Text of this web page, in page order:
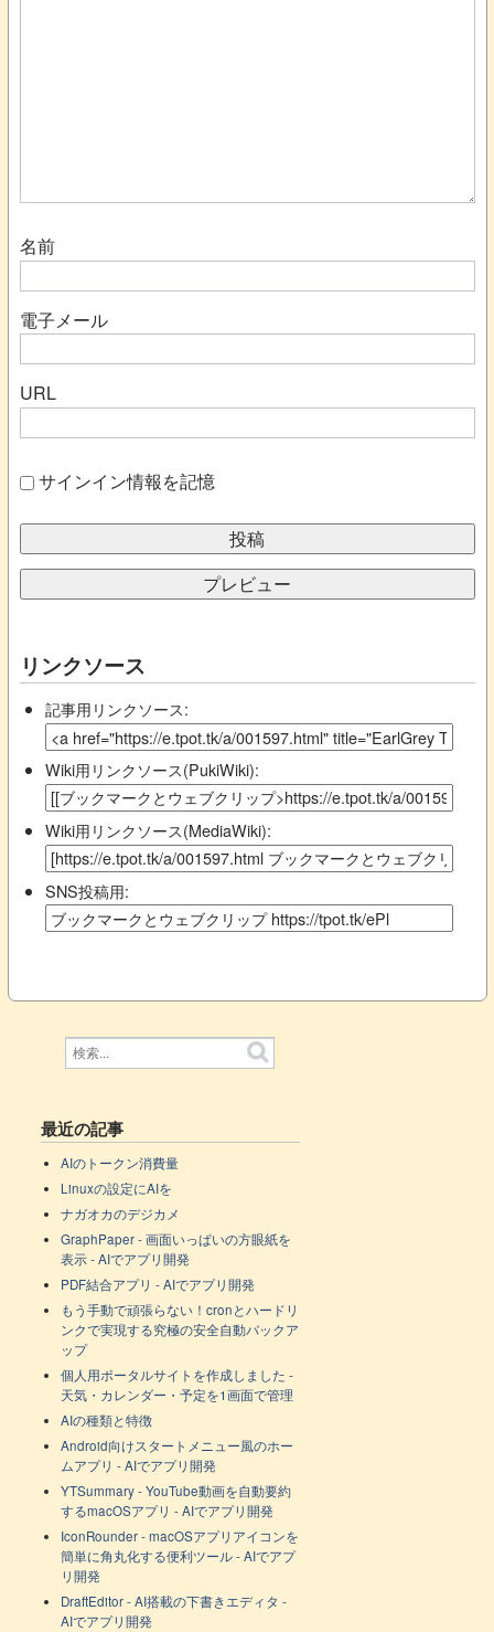
名前
電子メール
URL
サインイン情報を記憶
リンクソース
記事用リンクソース:
Wiki用リンクソース(PukiWiki):
Wiki用リンクソース(MediaWiki):
SNS投稿用:
最近の記事
AIのトークン消費量
Linuxの設定にAIを
ナガオカのデジカメ
GraphPaper - 画面いっぱいの方眼紙を
表示 - AIでアプリ開発
PDF結合アプリ - AIでアプリ開発
もう手動で頑張らない！cronとハードリ
ンクで実現する究極の安全自動バックア
ップ
個人用ポータルサイトを作成しました -
天気・カレンダー・予定を1画面で管理
AIの種類と特徴
Android向けスタートメニュー風のホー
ムアプリ - AIでアプリ開発
YTSummary - YouTube動画を自動要約
するmacOSアプリ - AIでアプリ開発
IconRounder - macOSアプリアイコンを
簡単に角丸化する便利ツール - AIでアプ
リ開発
DraftEditor - AI搭載の下書きエディタ -
AIでアプリ開発